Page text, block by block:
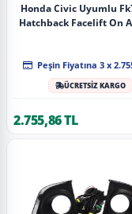
Honda Civic Uyumlu
Hatchback Facelift On
Peşin Fiyatına 3 x
ÜCRETSİZ KARGO
2.755,86 TL